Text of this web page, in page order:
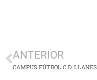
ANTERIOR
CAMPUS FÚTBOL C.D. LLANES